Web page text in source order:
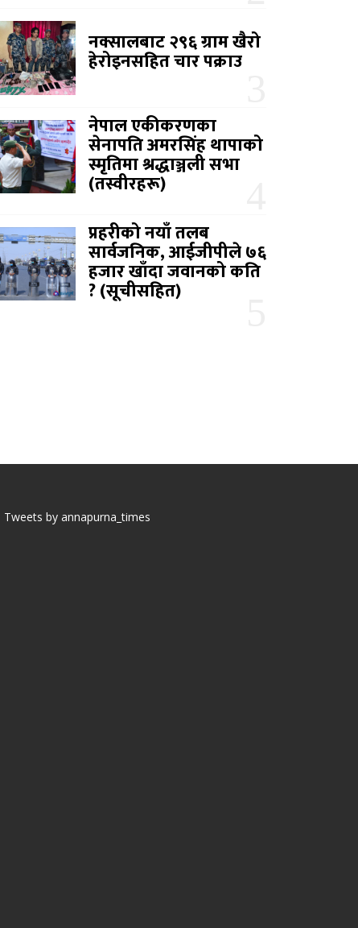
नक्सालबाट २९६ ग्राम खैरो
हेरोइनसहित चार पक्राउ
नेपाल एकीकरणका
सेनापति अमरसिंह थापाको
स्मृतिमा श्रद्धाञ्जली सभा
(तस्वीरहरू)
प्रहरीको नयाँ तलब
सार्वजनिक, आईजीपीले ७६
हजार खाँदा जवानको कति
? (सूचीसहित)
Tweets by annapurna_times